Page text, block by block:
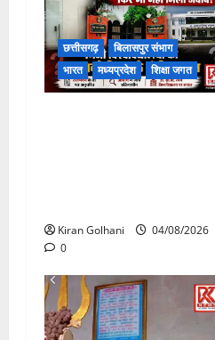
छत्तीसगढ़
बिलासपुर संभाग
भारत
मध्यप्रदेश शिक्षा जगत
Kiran Golhani
04/08/2026
0